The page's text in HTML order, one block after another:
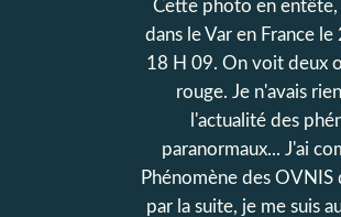
Cette photo en entête,
dans le Var en France
18 H 09. On voit deux
rouge. Je n'avais
l'actualité des
paranormaux... J'ai
Phénomène des
par la suite, je me suis